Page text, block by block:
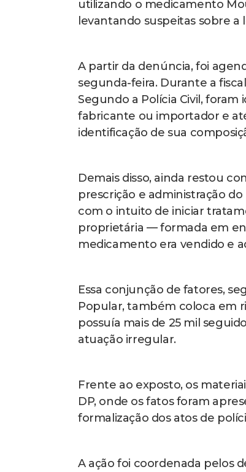
utilizando o medicamento
levantando suspeitas sobre a
A partir da denúncia, foi
segunda-feira. Durante a
Segundo a Polícia Civil,
fabricante ou importador e
identificação de sua
Demais disso, ainda restou
prescrição e administração
com o intuito de iniciar
proprietária — formada em
medicamento era vendido e
Essa conjunção de fatores,
Popular, também coloca em
possuía mais de 25 mil
atuação irregular.
Frente ao exposto, os
DP, onde os fatos foram
formalização dos atos de
A ação foi coordenada pelos